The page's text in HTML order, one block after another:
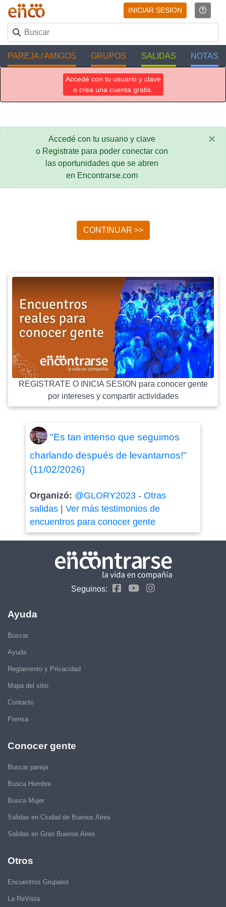
INICIAR SESION
PAREJA / AMIGOS GRUPOS SALIDAS NOTAS
Accedé con tu usuario y clave
o crea una cuenta gratis.
Accedé con tu usuario y clave
o Registrate para poder conectar con
las oportunidades que se abren
en Encontrarse.com
×
CONTINUAR >>
REGISTRATE O INICIA SESION para conocer gente
por intereses y compartir actividades
"Es tan intenso que seguimos
charlando después de levantarnos!"
(11/02/2026)
Organizó: @GLORY2023- Otras
salidas| Ver más testimonios de
encuentros para conocer gente
Seguinos:
Ayuda
Buscar
Ayuda
Reglamento y Privacidad
Mapa del sitio
Contacto
Prensa
Conocer gente
Buscar pareja
Busca Hombre
Busca Mujer
Salidas en Ciudad de Buenos Aires
Salidas en Gran Buenos Aires
Otros
Encuentros Grupales
La ReVista